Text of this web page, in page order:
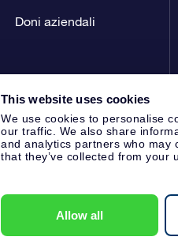
This website uses cookies
We use cookies to personalise
our traffic. We also share
and analytics partners who may
that they’ve collected from your
Allow all
Doni aziendali
KVK: 60333553, VAT: NL